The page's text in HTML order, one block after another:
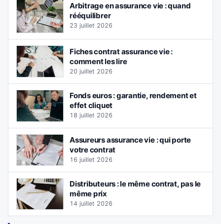
Arbitrage en assurance vie : quand
rééquilibrer
23 juillet 2026
Fiches contrat assurance vie :
comment les lire
20 juillet 2026
Fonds euros : garantie, rendement et
effet cliquet
18 juillet 2026
Assureurs assurance vie : qui porte
votre contrat
16 juillet 2026
Distributeurs : le même contrat, pas le
même prix
14 juillet 2026